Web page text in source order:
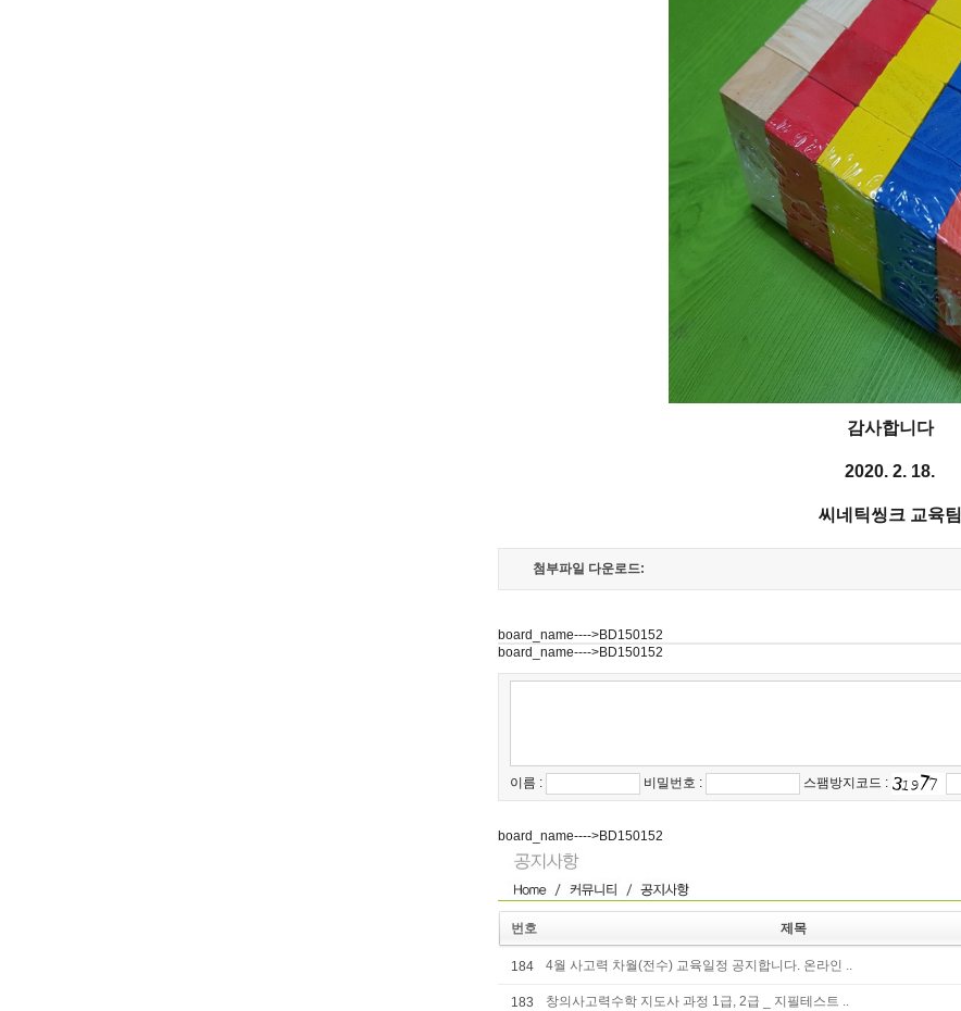
감사합니다
2020. 2. 18.
씨네틱씽크 교육팀
첨부파일 다운로드:
board_name---->BD150152
board_name---->BD150152
이름 : 비밀번호 : 스팸방지코드 :
board_name---->BD150152
번호 제목
184 4월 사고력 차월(전수) 교육일정 공지합니다. 온라인 ..
183 창의사고력수학 지도사 과정 1급, 2급 _ 지필테스트 ..